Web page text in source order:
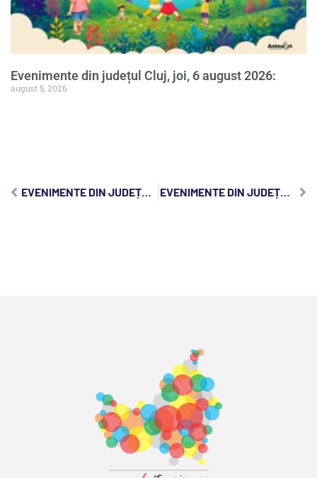
Evenimente din județul Cluj, joi, 6 august 2026:
august 5, 2026
EVENIMENTE DIN JUDEȚUL CLUJ, MARȚI, 18 FEBRUARIE 2025: EVENIMENTE DIN JUDEȚUL CLUJ, JOI, 20 FEBRUARIE 2025: